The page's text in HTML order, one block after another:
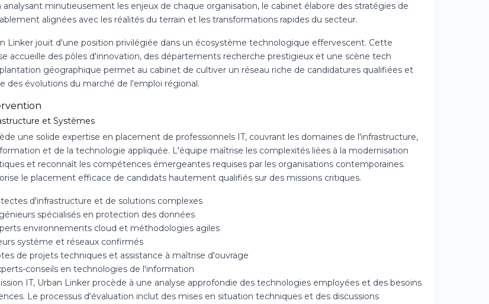
analysant minutieusement les enjeux de chaque organisation, le cabinet élabore des stratégies de
alignées avec les réalités du terrain et les transformations rapides du secteur.
Linker jouit d'une position privilégiée dans un écosystème technologique effervescent. Cette
accueille des pôles d'innovation, des départements recherche prestigieux et une scène tech
géographique permet au cabinet de cultiver un réseau riche de candidatures qualifiées et
des évolutions du marché de l'emploi régional.
et Systèmes
une solide expertise en placement de professionnels IT, couvrant les domaines de l'infrastructure,
et de la technologie appliquée. L'équipe maîtrise les complexités liées à la modernisation
et reconnaît les compétences émergeantes requises par les organisations contemporaines.
le placement efficace de candidats hautement qualifiés sur des missions critiques.
d'infrastructure et de solutions complexes
spécialisés en protection des données
environnements cloud et méthodologies agiles
système et réseaux confirmés
de projets techniques et assistance à maîtrise d'ouvrage
conseils en technologies de l'information
IT, Urban Linker procède à une analyse approfondie des technologies employées et des besoins
Le processus d'évaluation inclut des mises en situation techniques et des discussions